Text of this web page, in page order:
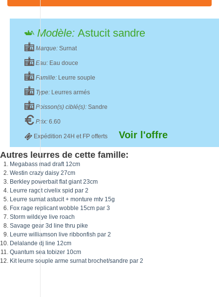
Modèle: Astucit sandre
Marque: Surnat
Eau: Eau douce
Famille: Leurre souple
Type: Leurres armés
Poisson(s) ciblé(s): Sandre
Prix: 6.60
Expédition 24H et FP offerts Voir l'offre
Autres leurres de cette famille:
Megabass mad draft 12cm
Westin crazy daisy 27cm
Berkley powerbait flat giant 23cm
Leurre ragot civelix spid par 2
Leurre surnat astucit + monture mtv 15g
Fox rage replicant wobble 15cm par 3
Storm wildeye live roach
Savage gear 3d line thru pike
Leurre williamson live ribbonfish par 2
Delalande dj line 12cm
Quantum sea tobizer 10cm
Kit leurre souple arme surnat brochet/sandre par 2